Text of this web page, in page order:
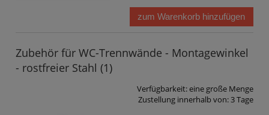
zum Warenkorb hinzufügen
Zubehör für WC-Trennwände - Montagewinkel
- rostfreier Stahl (1)
Verfügbarkeit:eine große Menge
Zustellung innerhalb von:3 Tage